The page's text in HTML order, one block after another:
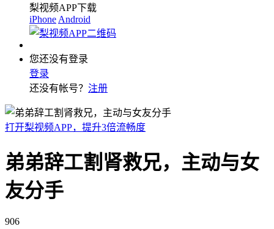
梨视频APP下载
iPhone Android
您还没有登录
登录
还没有帐号？ 注册
打开梨视频APP，提升3倍流畅度
弟弟辞工割肾救兄，主动与女
友分手
906